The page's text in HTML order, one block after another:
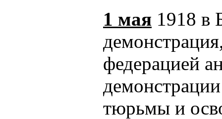
1 мая 1918 в
федерацией
тюрьмы и